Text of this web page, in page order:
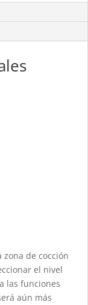
de cocción
el nivel
las funciones
aún más